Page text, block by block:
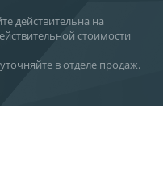
действительна на
стоимости
в отделе продаж.